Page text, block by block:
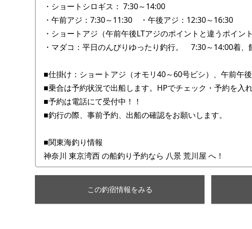
・ショートシロギス： 7:30～14:00
・午前アジ：7:30～11:30 ・午後アジ：12:30～16:30
・ショートアジ（午前午後LTアジのポイントと違うポイン
・マダコ：平日のんびりゆったり釣行。 7:30～14:00着、
■仕掛け：ショートアジ（オモリ40～60号ビシ）、午前午後
■乗合は予約状況で出船します。HPでチェック・予約を入れ
■予約は電話にて受付中！！
■釣行の際、事前予約、出船の確認をお願いします。
■関東海釣り情報
神奈川 東京湾西 の船釣り予約なら 八景 荒川屋 へ！
この釣宿情報をみる